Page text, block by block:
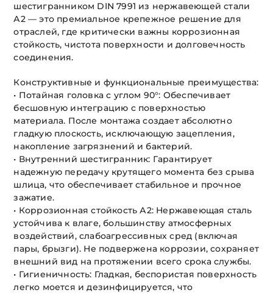
шестигранником DIN 7991 из нержавеющей стали
А2 — это премиальное крепежное решение для
отраслей, где критически важны коррозионная
стойкость, чистота поверхности и долговечность
соединения.
Конструктивные и функциональные преимущества:
• Потайная головка с углом 90°: Обеспечивает
бесшовную интеграцию с поверхностью
материала. После монтажа создает абсолютно
гладкую плоскость, исключающую зацепления,
накопление загрязнений и бактерий.
• Внутренний шестигранник: Гарантирует
надежную передачу крутящего момента без срыва
шлица, что обеспечивает стабильное и прочное
зажатие.
• Коррозионная стойкость А2: Нержавеющая сталь
устойчива к влаге, большинству атмосферных
воздействий, слабоагрессивных сред (включая
пары, брызги). Не подвержена коррозии, сохраняет
внешний вид на протяжении всего срока службы.
• Гигиеничность: Гладкая, беспористая поверхность
легко моется и дезинфицируется, что